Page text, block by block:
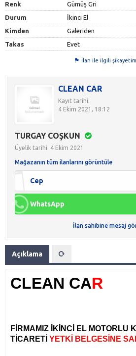
Renk
Gümüş Gri
Durum
İkinci El
Kimden
Galeriden
Takas
Evet
İlan ile ilgili
CLEAN CAR
Kayıt tarihi:
4 Ekim 2021, 18:12
TURGAY COŞKUN
Üyelik tarihi: 4 Ekim 2021
Mağazanın tüm ilanlarını görüntüle
Cep
WhatsApp
İlan sahibine mesaj
Açıklama
CLEAN CAR
FİRMAMIZ İKİNCİ EL MOTORLU
TİCARETİ YETKİ BELGESİNE